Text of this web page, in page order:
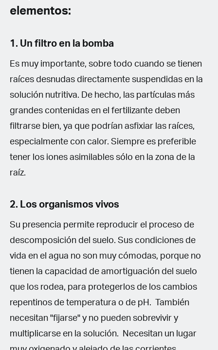
elementos:
1. Un filtro en la bomba
Es muy importante, sobre todo cuando se tienen
raíces desnudas directamente suspendidas en la
solución nutritiva. De hecho, las partículas más
grandes contenidas en el fertilizante deben
filtrarse bien, ya que podrían asfixiar las raíces,
especialmente con calor. Siempre es preferible
tener los iones asimilables sólo en la zona de la
raíz.
2. Los organismos vivos
Su presencia permite reproducir el proceso de
descomposición del suelo. Sus condiciones de
vida en el agua no son muy cómodas, porque no
tienen la capacidad de amortiguación del suelo
que los rodea, para protegerlos de los cambios
repentinos de temperatura o de pH. También
necesitan "fijarse" y no pueden sobrevivir y
multiplicarse en la solución. Necesitan un lugar